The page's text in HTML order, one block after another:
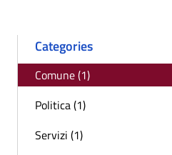
Categories
Comune (1)
Politica (1)
Servizi (1)